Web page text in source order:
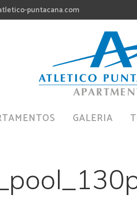
puntacana.com
GALERIA